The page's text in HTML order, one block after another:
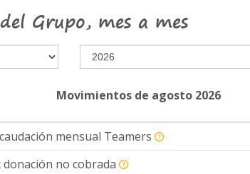
Grupo, mes a mes
Movimientos de agosto 2026
mensual Teamers
donación no cobrada